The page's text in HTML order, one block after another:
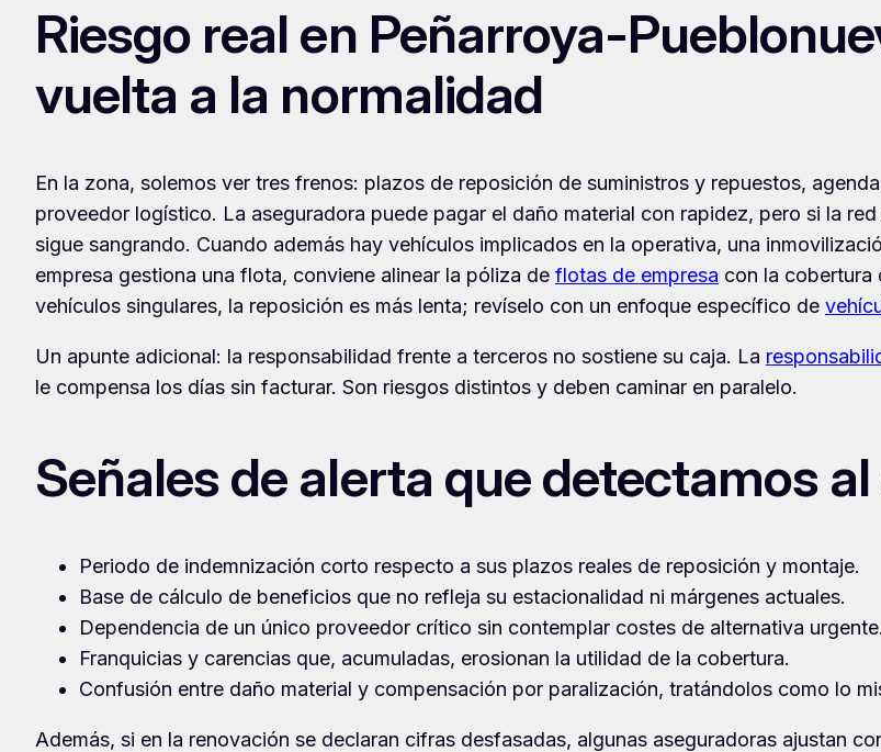
Riesgo real en Peñarroya-
vuelta a la normalidad
En la zona, solemos ver tres frenos: plazos de reposición de suministros y repuestos,
proveedor logístico. La aseguradora puede pagar el daño material con rapidez, pero si la
sigue sangrando. Cuando además hay vehículos implicados en la operativa, una
empresa gestiona una flota, conviene alinear la póliza de flotas de empresa con la cobertura
vehículos singulares, la reposición es más lenta; revíselo con un enfoque específico de
Un apunte adicional: la responsabilidad frente a terceros no sostiene su caja. La
le compensa los días sin facturar. Son riesgos distintos y deben caminar en paralelo.
Señales de alerta que detectamos
Periodo de indemnización corto respecto a sus plazos reales de reposición y montaje.
Base de cálculo de beneficios que no refleja su estacionalidad ni márgenes actuales.
Dependencia de un único proveedor crítico sin contemplar costes de alternativa urgente.
Franquicias y carencias que, acumuladas, erosionan la utilidad de la cobertura.
Confusión entre daño material y compensación por paralización, tratándolos como lo
Además, si en la renovación se declaran cifras desfasadas, algunas aseguradoras ajustan